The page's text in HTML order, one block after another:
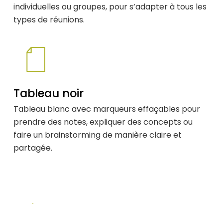
individuelles ou groupes, pour s’adapter à tous les
types de réunions.
Tableau noir
Tableau blanc avec marqueurs effaçables pour
prendre des notes, expliquer des concepts ou
faire un brainstorming de manière claire et
partagée.